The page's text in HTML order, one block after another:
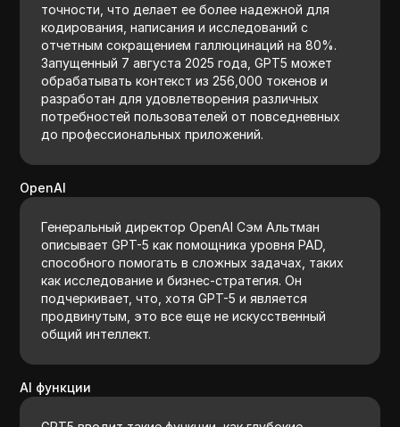
точности, что делает ее более надежной для
кодирования, написания и исследований с
отчетным сокращением галлюцинаций на 80%.
Запущенный 7 августа 2025 года, GPT5 может
обрабатывать контекст из 256,000 токенов и
разработан для удовлетворения различных
потребностей пользователей от повседневных
до профессиональных приложений.
OpenAI
Генеральный директор OpenAI Сэм Альтман
описывает GPT-5 как помощника уровня PAD,
способного помогать в сложных задачах, таких
как исследование и бизнес-стратегия. Он
подчеркивает, что, хотя GPT-5 и является
продвинутым, это все еще не искусственный
общий интеллект.
AI функции